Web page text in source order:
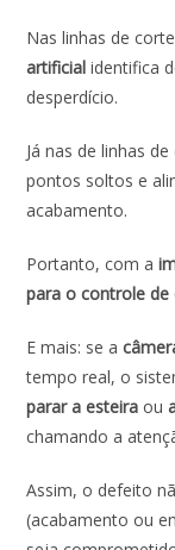
Nas linhas de
artificialidentifica
desperdício.
Já nas de linhas
pontos soltos e
acabamento.
Portanto, com a
para o controle de
E mais: se a
tempo real, o
parar a esteira ou
chamando a
Assim, o defeito
(acabamento ou